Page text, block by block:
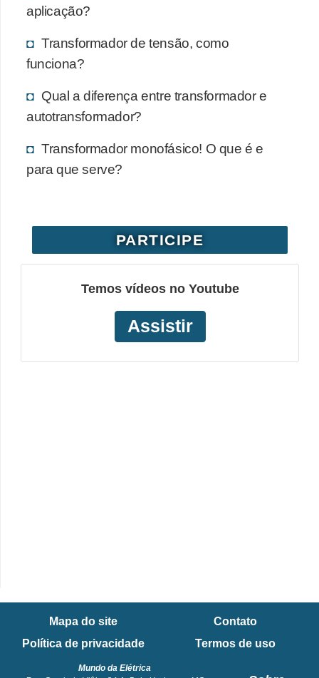
aplicação?
Transformador de tensão, como
funciona?
Qual a diferença entre transformador e
autotransformador?
Transformador monofásico! O que é e
para que serve?
PARTICIPE
Temos vídeos no Youtube
Assistir
Mapa do site
Contato
Política de privacidade
Termos de uso
Mundo da Elétrica